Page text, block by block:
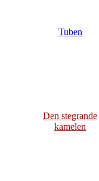
Tuben
Den stegrande
kamelen